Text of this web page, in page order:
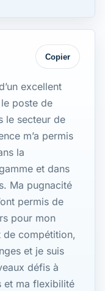
Copier
excellent
poste de
le secteur de
m’a permis
la
et dans
Ma pugnacité
permis de
pour mon
de compétition,
et je suis
défis à
et ma flexibilité